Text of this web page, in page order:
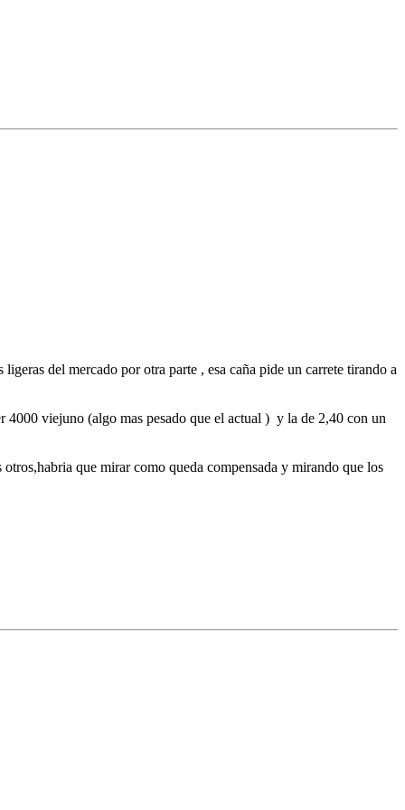
del mercado por otra parte , esa caña pide un carrete tirando a
4000 viejuno (algo mas pesado que el actual ) y la de 2,40 con un
que mirar como queda compensada y mirando que los